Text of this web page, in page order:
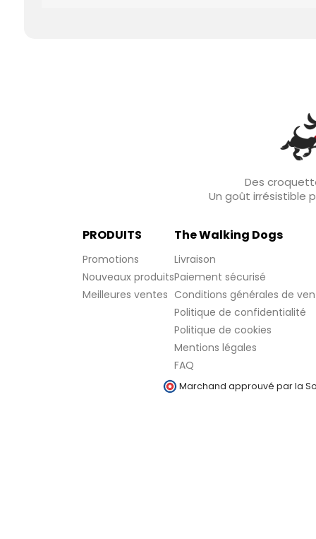
Des
Un goût irrésistible
PRODUITS
Promotions
Nouveaux produits
Meilleures ventes
The Walking Dogs
Livraison
Paiement sécurisé
Conditions générales de
Politique de confidentialité
Politique de cookies
Mentions légales
FAQ
Marchand approuvé par la